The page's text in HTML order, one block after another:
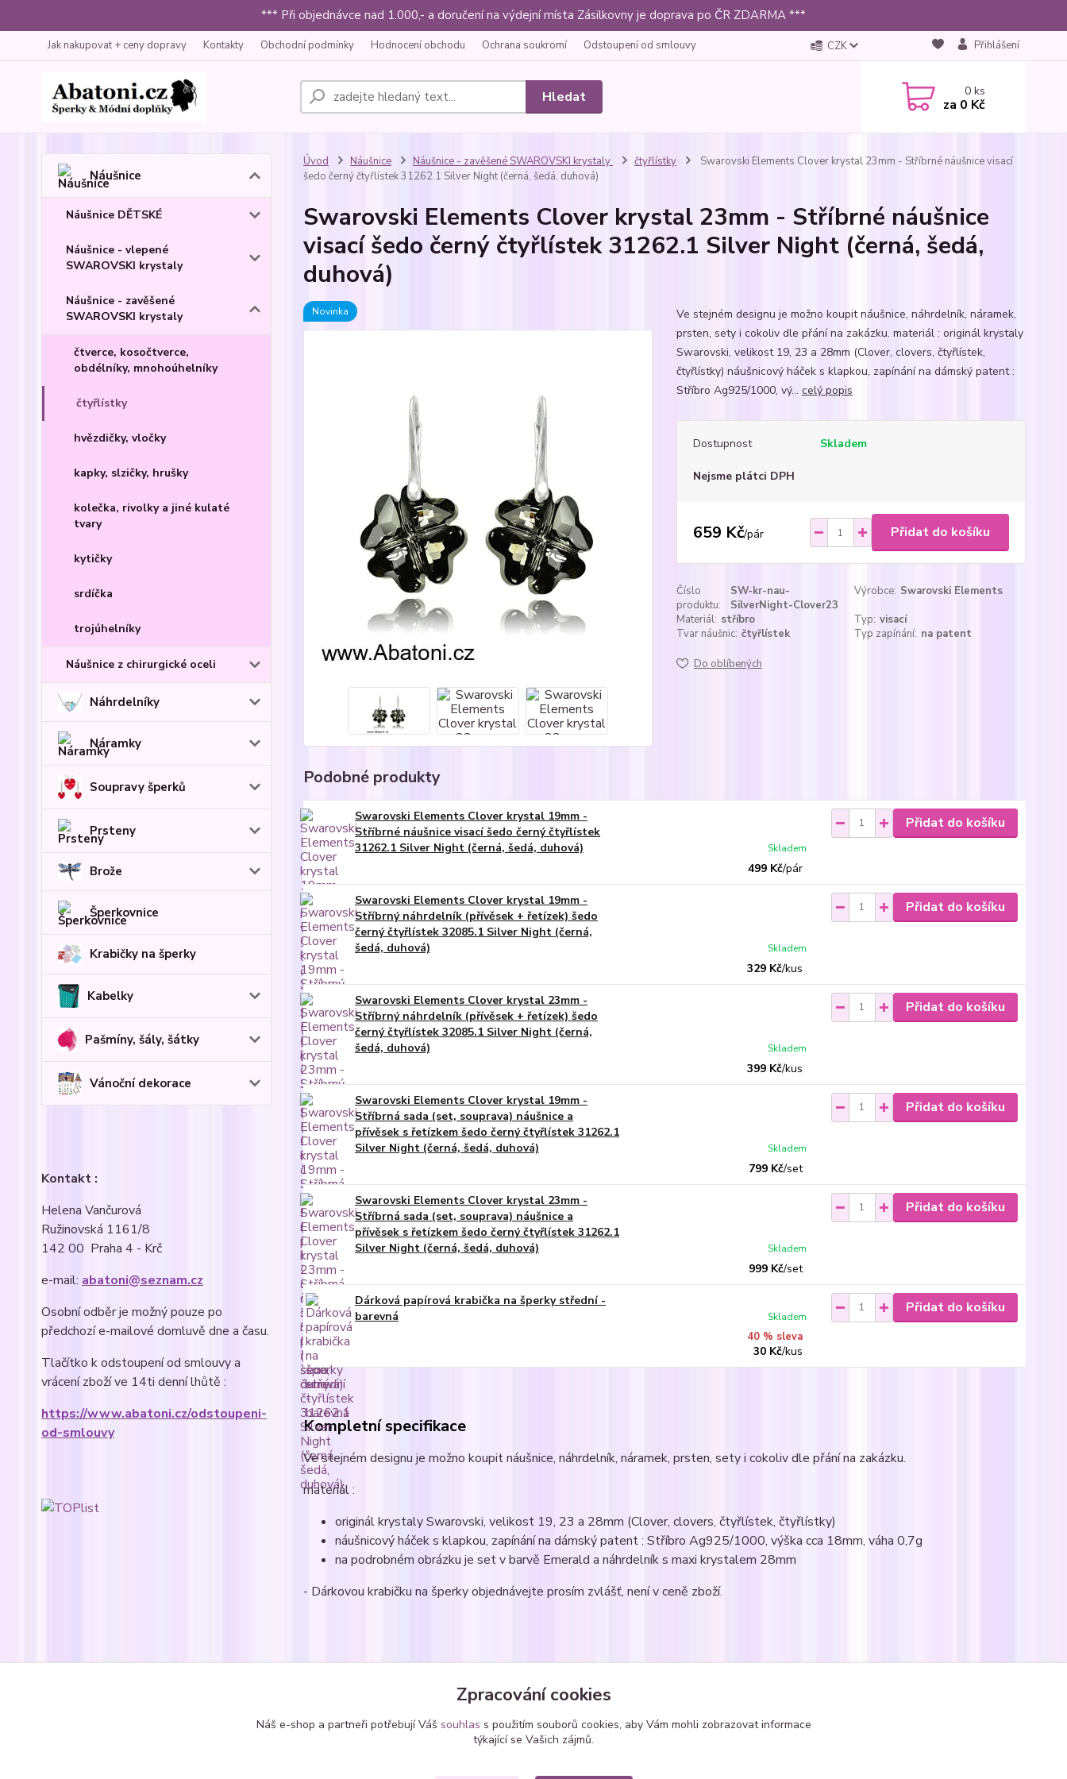
*** Při objednávce nad 1.000,- a doručení na výdejní místa Zásilkovny je doprava po ČR ZDARMA ***
Jak nakupovat + ceny dopravy Kontakty Obchodní podmínky Hodnocení obchodu Ochrana soukromí Odstoupení od smlouvy CZK Přihlášení
Hledat 0ks
za 0 Kč
Náušnice
Náušnice DĚTSKÉ
Náušnice - vlepené
SWAROVSKI krystaly
Náušnice - zavěšené
SWAROVSKI krystaly
čtverce, kosočtverce,
obdélníky, mnohoúhelníky
čtyřlístky
hvězdičky, vločky
kapky, slzičky, hrušky
kolečka, rivolky a jiné kulaté
tvary
kytičky
srdíčka
trojúhelníky
Náušnice z chirurgické oceli
Náhrdelníky
Náramky
Soupravy šperků
Prsteny
Brože
Šperkovnice
Krabičky na šperky
Kabelky
Pašmíny, šály, šátky
Vánoční dekorace
Kontakt :
Helena Vančurová
Ružinovská 1161/8
142 00 Praha 4 - Krč
e-mail: abatoni@seznam.cz
Osobní odběr je možný pouze po
předchozí e-mailové domluvě dne a času.
Tlačítko k odstoupení od smlouvy a
vrácení zboží ve 14ti denní lhůtě :
https://www.abatoni.cz/odstoupeni-
od-smlouvy
Úvod Náušnice Náušnice - zavěšené SWAROVSKI krystaly čtyřlístky
Swarovski Elements Clover krystal 23mm - Stříbrné náušnice visací
šedo černý čtyřlístek 31262.1 Silver Night (černá, šedá, duhová)
Swarovski Elements Clover krystal 23mm - Stříbrné náušnice
visací šedo černý čtyřlístek 31262.1 Silver Night (černá, šedá,
duhová)
Novinka
Ve stejném designu je možno koupit náušnice, náhrdelník, náramek,
prsten, sety i cokoliv dle přání na zakázku. materiál : originál krystaly
Swarovski, velikost 19, 23 a 28mm (Clover, clovers, čtyřlístek,
čtyřlístky) náušnicový háček s klapkou, zapínání na dámský patent :
Stříbro Ag925/1000, vý... celý popis
Dostupnost Skladem
Nejsme plátci DPH
659 Kč/pár Přidat do košíku
Číslo
produktu:
SW-kr-nau-
SilverNight-Clover23
Výrobce: Swarovski Elements
Materiál: stříbro Typ: visací
Tvar náušnic: čtyřlístek Typ zapínání: na patent
Do oblíbených
Podobné produkty
Swarovski Elements Clover krystal 19mm -
Stříbrné náušnice visací šedo černý čtyřlístek
31262.1 Silver Night (černá, šedá, duhová)
499 Kč/pár
Skladem
Přidat do košíku
Swarovski Elements Clover krystal 19mm -
Stříbrný náhrdelník (přívěsek + řetízek) šedo
černý čtyřlístek 32085.1 Silver Night (černá,
šedá, duhová)
329 Kč/kus
Skladem
Přidat do košíku
Swarovski Elements Clover krystal 23mm -
Stříbrný náhrdelník (přívěsek + řetízek) šedo
černý čtyřlístek 32085.1 Silver Night (černá,
šedá, duhová)
399 Kč/kus
Skladem
Přidat do košíku
Swarovski Elements Clover krystal 19mm -
Stříbrná sada (set, souprava) náušnice a
přívěsek s řetízkem šedo černý čtyřlístek 31262.1
Silver Night (černá, šedá, duhová)
799 Kč/set
Skladem
Přidat do košíku
Swarovski Elements Clover krystal 23mm -
Stříbrná sada (set, souprava) náušnice a
přívěsek s řetízkem šedo černý čtyřlístek 31262.1
Silver Night (černá, šedá, duhová)
999 Kč/set
Skladem
Přidat do košíku
Dárková papírová krabička na šperky střední -
barevná
40 % sleva
30 Kč/kus
Skladem
Přidat do košíku
Kompletní specifikace
Ve stejném designu je možno koupit náušnice, náhrdelník, náramek, prsten, sety i cokoliv dle přání na zakázku.
materiál :
originál krystaly Swarovski, velikost 19, 23 a 28mm (Clover, clovers, čtyřlístek, čtyřlístky)
náušnicový háček s klapkou, zapínání na dámský patent : Stříbro Ag925/1000, výška cca 18mm, váha 0,7g
na podrobném obrázku je set v barvě Emerald a náhrdelník s maxi krystalem 28mm
- Dárkovou krabičku na šperky objednávejte prosím zvlášť, není v ceně zboží.
Zboží zařazeno v kategoriích
Náušnice
Náušnice - zavěšené
SWAROVSKI krystaly
Náušnice s krystaly
Zpracování cookies
Náš e-shop a partneři potřebují Váš souhlas s použitím souborů cookies, aby Vám mohli zobrazovat informace
týkající se Vašich zájmů.